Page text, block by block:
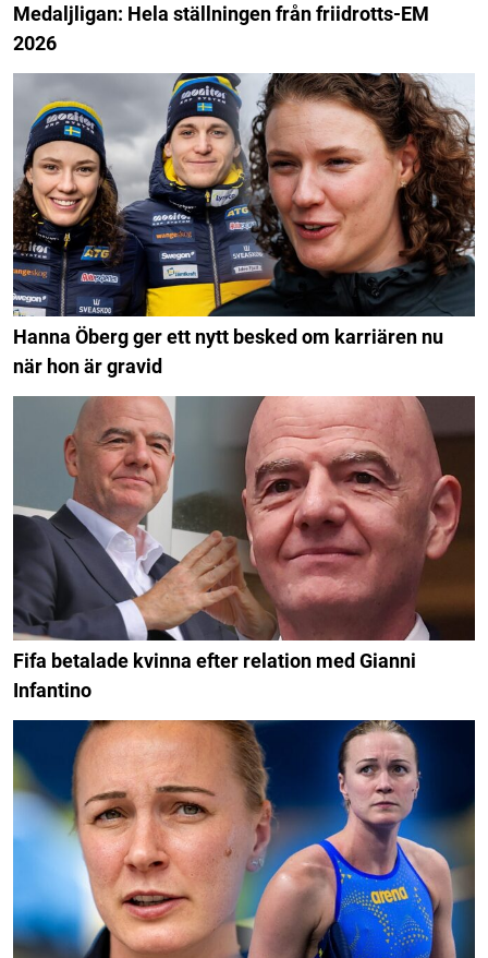
Medaljligan: Hela ställningen från friidrotts-EM
2026
Hanna Öberg ger ett nytt besked om karriären nu
när hon är gravid
Fifa betalade kvinna efter relation med Gianni
Infantino